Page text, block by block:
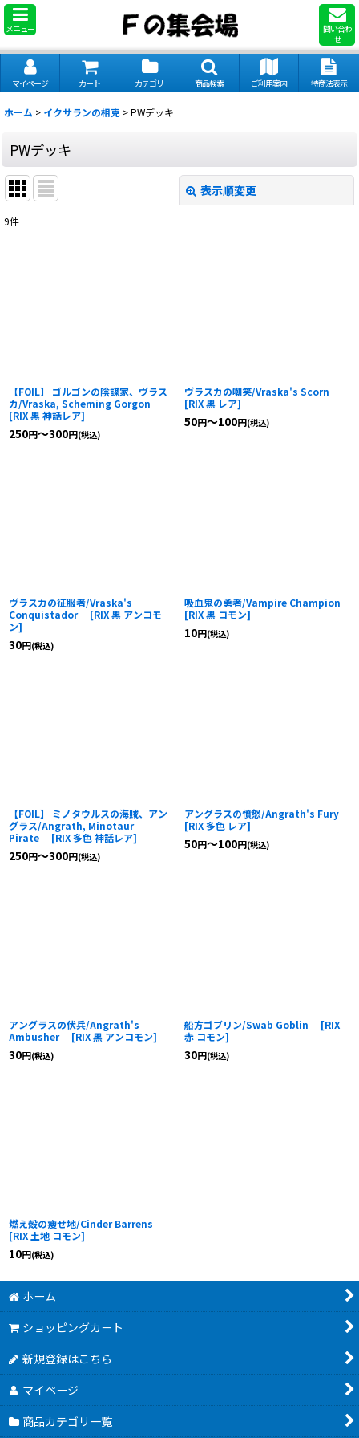
メニュー
問い合わ
せ
マイページ カート カテゴリ 商品検索 ご利用案内 特商法表示
ホーム > イクサランの相克 >PWデッキ
PWデッキ
表示順変更
9件
【FOIL】 ゴルゴンの陰謀家、ヴラス
カ/Vraska, Scheming Gorgon
[RIX 黒 神話レア]
250円～300円(税込)
ヴラスカの嘲笑/Vraska's Scorn
[RIX 黒 レア]
50円～100円(税込)
ヴラスカの征服者/Vraska's
Conquistador
[RIX 黒 アンコモ
ン]
30円(税込)
吸血鬼の勇者/Vampire Champion
[RIX 黒 コモン]
10円(税込)
【FOIL】 ミノタウルスの海賊、アン
グラス/Angrath, Minotaur
Pirate
[RIX 多色 神話レア]
250円～300円(税込)
アングラスの憤怒/Angrath's Fury
[RIX 多色 レア]
50円～100円(税込)
アングラスの伏兵/Angrath's
Ambusher
[RIX 黒 アンコモン]
30円(税込)
船方ゴブリン/Swab Goblin [RIX
赤 コモン]
30円(税込)
燃え殻の痩せ地/Cinder Barrens
[RIX 土地 コモン]
10円(税込)
ホーム
ショッピングカート
新規登録はこちら
マイページ
商品カテゴリ一覧